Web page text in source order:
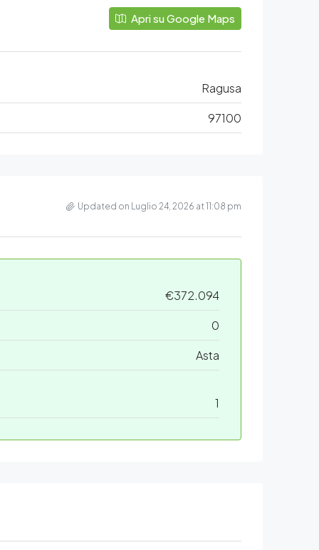
Apri su Google Maps
Ragusa
97100
Updated on Luglio 24, 2026 at 11:08 pm
€372.094
0
Asta
1